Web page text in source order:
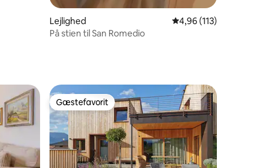
Lejlighed 4,96 ud af 5 i
4,96 (113)
På stien til San Romedio
Gæstefavorit
Gæstefavorit